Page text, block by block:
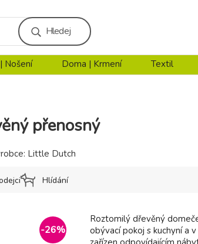
Hledej
Nošení Doma | Krmení Textil
přenosný
-26%
Roztomilý dřevěný
obývací pokoj s kuchyní a
Little Dutch
Hlídání